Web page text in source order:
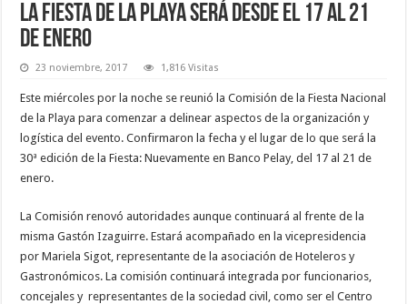
La Fiesta de la Playa será desde el 17 al 21
de enero
23 noviembre, 2017 1,816 Visitas
Este miércoles por la noche se reunió la Comisión de la Fiesta Nacional
de la Playa para comenzar a delinear aspectos de la organización y
logística del evento. Confirmaron la fecha y el lugar de lo que será la
30ª edición de la Fiesta: Nuevamente en Banco Pelay, del 17 al 21 de
enero.
La Comisión renovó autoridades aunque continuará al frente de la
misma Gastón Izaguirre. Estará acompañado en la vicepresidencia
por Mariela Sigot, representante de la asociación de Hoteleros y
Gastronómicos. La comisión continuará integrada por funcionarios,
concejales y representantes de la sociedad civil, como ser el Centro